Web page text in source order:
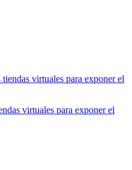
virtuales para exponer el